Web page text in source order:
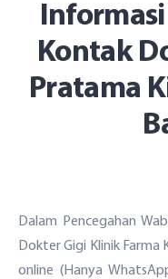
Kontak
Pratama
Dalam Pencegahan
Dokter Gigi Klinik
online (Hanya